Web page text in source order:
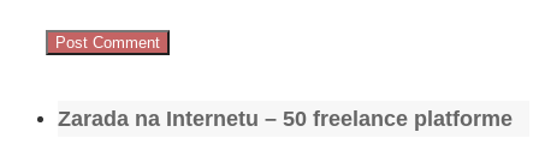
Zarada na Internetu – 50 freelance platforme